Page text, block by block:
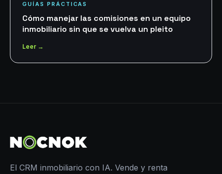
GUÍAS PRÁCTICAS
Cómo manejar las comisiones en un equipo
inmobiliario sin que se vuelva un pleito
Leer →
El CRM inmobiliario con IA. Vende y renta